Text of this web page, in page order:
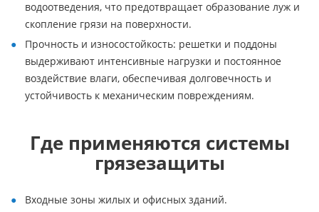
водоотведения, что предотвращает образование луж и
скопление грязи на поверхности.
Прочность и износостойкость: решетки и поддоны
выдерживают интенсивные нагрузки и постоянное
воздействие влаги, обеспечивая долговечность и
устойчивость к механическим повреждениям.
Где применяются системы
грязезащиты
Входные зоны жилых и офисных зданий.